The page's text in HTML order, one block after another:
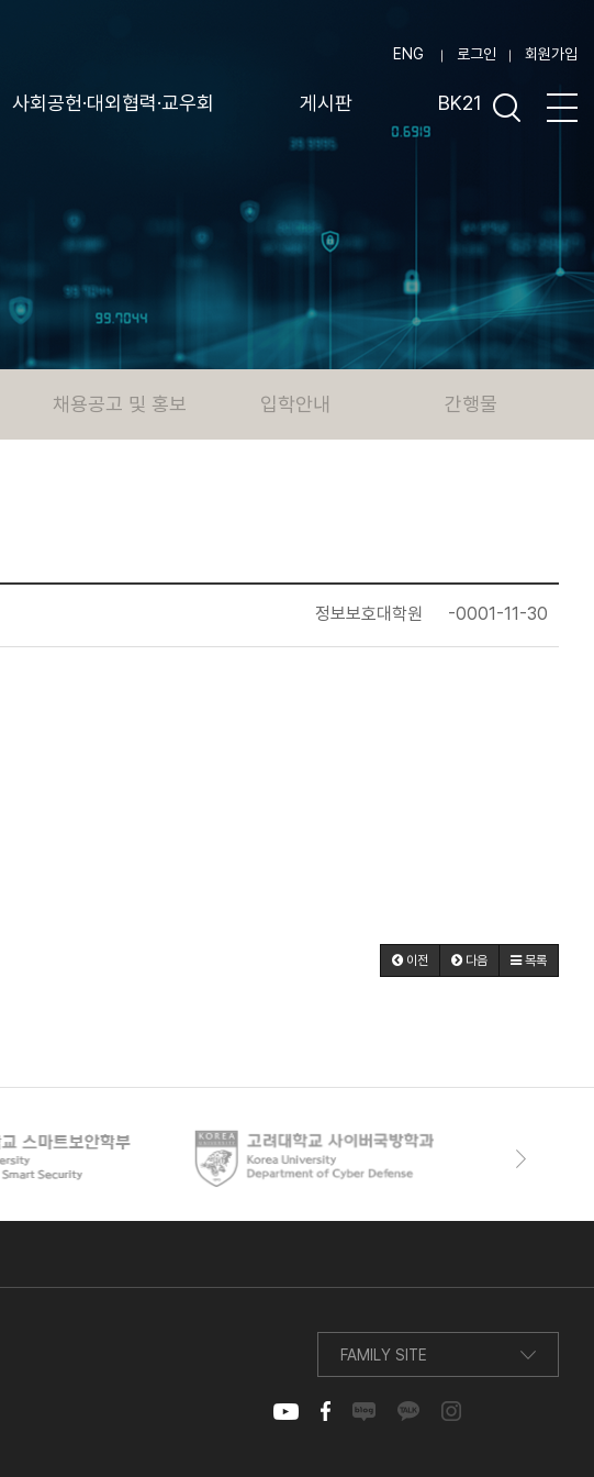
ENG 로그인 회원가입
사회공헌·대외협력·교우회 게시판 BK21
채용공고 및 홍보 입학안내 간행물
정보보호대학원 -0001-11-30
이전 다음 목록